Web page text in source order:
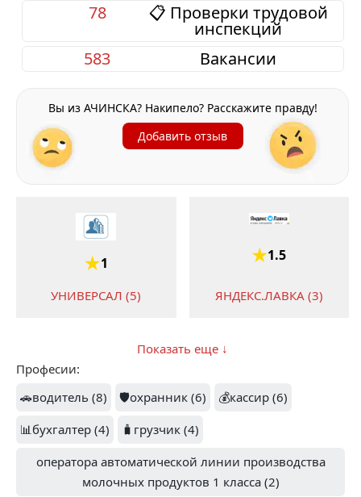
📋 Проверки трудовой
инспекций
78
Вакансии
583
Вы из АЧИНСКА? Накипело? Расскажите правду!
Добавить отзыв
1
УНИВЕРСАЛ (5)
1.5
ЯНДЕКС.ЛАВКА (3)
SMART (2)
1
Показать еще ↓
Професии:
🚗водитель (8)
🛡️охранник (6)
💰кассир (6)
📊бухгалтер (4)
🧳грузчик (4)
оператора автоматической линии производства
молочных продуктов 1 класса (2)